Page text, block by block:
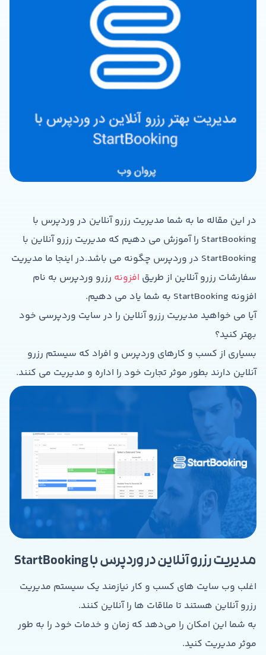
در این مقاله ما به شما مدیریت رزرو آنلاین در وردپرس با
StartBooking را آموزش می دهیم که مدیریت رزرو آنلاین با
StartBooking در وردپرس چگونه می باشد.در اینجا ما مدیریت
سفارشات رزرو آنلاین از طریق افزونه رزرو وردپرس به نام
افزونه StartBooking به شما یاد می دهیم.
آیا می خواهید مدیریت رزرو آنلاین را در سایت وردپرسی خود
بهتر کنید؟
بسیاری از کسب و کارهای وردپرس و افراد که سیستم رزرو
آنلاین دارند بطور موثر تجارت خود را اداره و مدیریت می کنند.
مدیریت رزرو آنلاین در وردپرس با StartBooking
اغلب وب سایت های کسب و کار نیازمند یک سیستم مدیریت
رزرو آنلاین هستند تا ملاقات ها را آنلاین کنند.
به شما این امکان را می‌دهد که زمان و خدمات خود را به طور
موثر مدیریت کنید.